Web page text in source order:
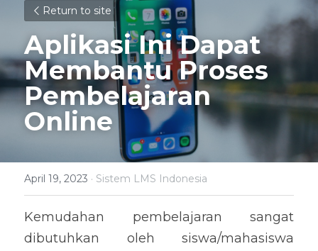
Return to site
Aplikasi Ini Dapat
Membantu Proses
Pembelajaran
Online
April 19, 2023 · Sistem LMS Indonesia
Kemudahan pembelajaran sangat
dibutuhkan oleh siswa/mahasiswa